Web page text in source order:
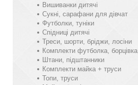
Вишиванки дитячі
Сукні, сарафани для дівчат
Футболки, туніки
Спідниці дитячі
Треси, шорти, бріджи, лосіни
Комплекти футболка,
Штани, підштанники
Комплекти майка + труси
Топи, труси